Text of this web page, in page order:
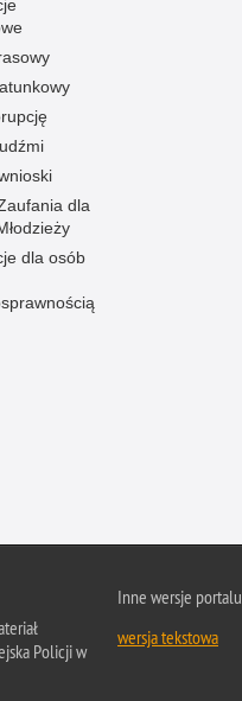
dla
dla osób
Policji w
Inne wersje portalu
wersja tekstowa